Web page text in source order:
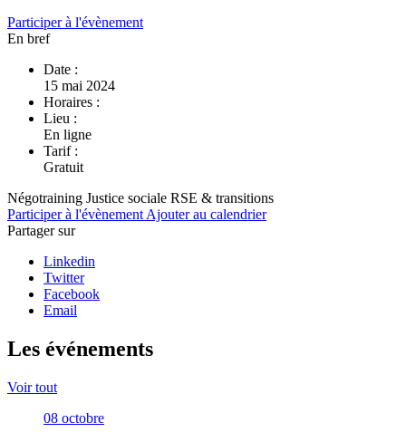
Participer à l'évènement
En bref
Date :
15 mai 2024
Horaires :
Lieu :
En ligne
Tarif :
Gratuit
Négotraining Justice sociale RSE & transitions
Participer à l'évènement Ajouter au calendrier
Partager sur
Linkedin
Twitter
Facebook
Email
Les événements
Voir tout
08 octobre